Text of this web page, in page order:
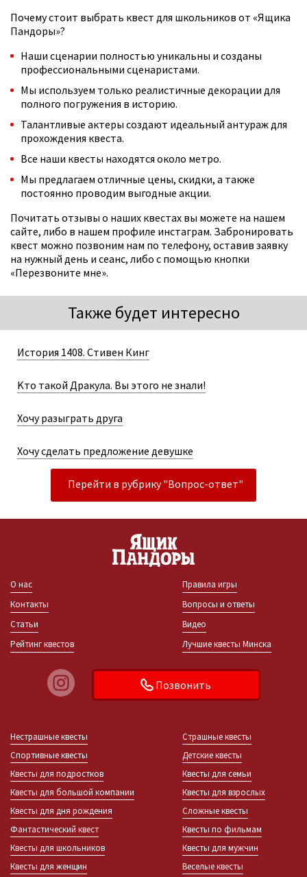
Почему стоит выбрать квест для школьников от «Ящика
Пандоры»?
Наши сценарии полностью уникальны и созданы
профессиональными сценаристами.
Мы используем только реалистичные декорации для
полного погружения в историю.
Талантливые актеры создают идеальный антураж для
прохождения квеста.
Все наши квесты находятся около метро.
Мы предлагаем отличные цены, скидки, а также
постоянно проводим выгодные акции.
Почитать отзывы о наших квестах вы можете на нашем
сайте, либо в нашем профиле инстаграм. Забронировать
квест можно позвоним нам по телефону, оставив заявку
на нужный день и сеанс, либо с помощью кнопки
«Перезвоните мне».
Также будет интересно
История 1408. Стивен Кинг
Kто такой Дракула. Вы этого не знали!
Хочу разыграть друга
Хочу сделать предложение девушке
Перейти в рубрику "Вопрос-ответ"
О нас
Правила игры
Контакты
Вопросы и ответы
Статьи
Видео
Рейтинг квестов
Лучшие квесты Минска
Позвонить
Нестрашные квесты
Страшные квесты
Спортивные квесты
Детские квесты
Квесты для подростков
Квесты для семьи
Квесты для большой компании
Квесты для взрослых
Квесты для дня рождения
Сложные квесты
Фантастический квест
Квесты по фильмам
Квесты для школьников
Квесты для мужчин
Квесты для женщин
Веселые квесты